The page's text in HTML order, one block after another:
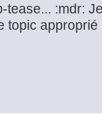
tease... :mdr:
topic